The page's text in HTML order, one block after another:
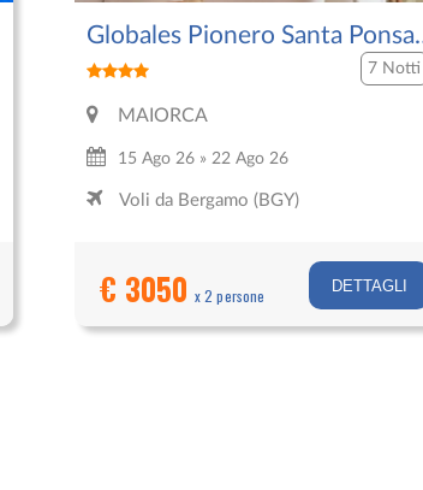
Globales Pionero Santa Ponsa
Park
7 Notti
MAIORCA
15 Ago 26 » 22 Ago 26
Voli da Bergamo (BGY)
€ 3050x 2 persone DETTAGLI